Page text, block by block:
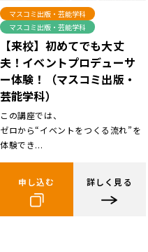
マスコミ出版・芸能学科
マスコミ出版・芸能学科
【来校】初めてでも大丈
夫！イベントプロデューサ
ー体験！（マスコミ出版・
芸能学科）
この講座では、
ゼロから“イベントをつくる流れ”を
体験でき...
申し込む 詳しく見る